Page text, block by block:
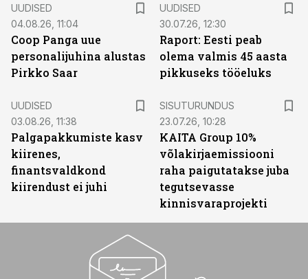
UUDISED
04.08.26, 11:04
Coop Panga uue
personalijuhina alustas
Pirkko Saar
UUDISED
30.07.26, 12:30
Raport: Eesti peab
olema valmis 45 aasta
pikkuseks tööeluks
UUDISED
03.08.26, 11:38
Palgapakkumiste kasv
kiirenes,
finantsvaldkond
kiirendust ei juhi
SISUTURUNDUS
23.07.26, 10:28
KAITA Group 10%
võlakirjaemissiooni
raha paigutatakse juba
tegutsevasse
kinnisvaraprojekti